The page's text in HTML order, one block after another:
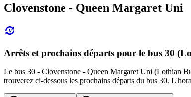
Clovenstone - Queen Margaret Uni
Arrêts et prochains départs pour le bus 30
Le bus 30 - Clovenstone - Queen Margaret Uni (Lothian
trouverez ci-dessous les prochains départs du bus 30.